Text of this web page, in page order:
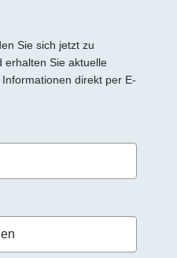
Sie sich jetzt zu
erhalten Sie aktuelle
direkt per E-